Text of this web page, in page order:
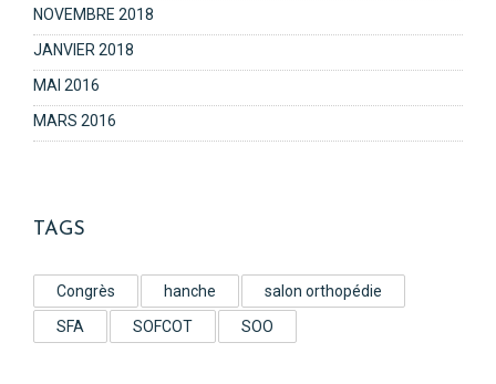
NOVEMBRE 2018
JANVIER 2018
MAI 2016
MARS 2016
TAGS
Congrès hanche
salon orthopédie
SFA
SOFCOT SOO